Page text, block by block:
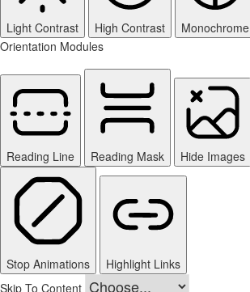
Light Contrast High Contrast
Monochrome
Orientation Modules
Reading Line Reading Mask Hide Images
Stop Animations
Highlight Links
Skip To Content